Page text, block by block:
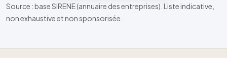
Source : base SIRENE (annuaire des entreprises). Liste indicative,
non exhaustive et non sponsorisée.